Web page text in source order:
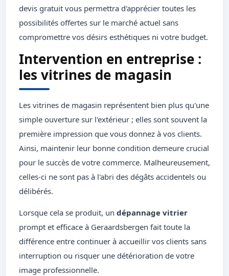
devis gratuit vous permettra d'apprécier toutes les
possibilités offertes sur le marché actuel sans
compromettre vos désirs esthétiques ni votre budget.
Intervention en entreprise :
les vitrines de magasin
Les vitrines de magasin représentent bien plus qu'une
simple ouverture sur l'extérieur ; elles sont souvent la
première impression que vous donnez à vos clients.
Ainsi, maintenir leur bonne condition demeure crucial
pour le succès de votre commerce. Malheureusement,
celles-ci ne sont pas à l'abri des dégâts accidentels ou
délibérés.
Lorsque cela se produit, un dépannage vitrier
prompt et efficace à Geraardsbergen fait toute la
différence entre continuer à accueillir vos clients sans
interruption ou risquer une détérioration de votre
image professionnelle.